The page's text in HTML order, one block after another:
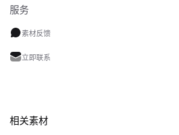
服务
素材反馈
立即联系
相关素材